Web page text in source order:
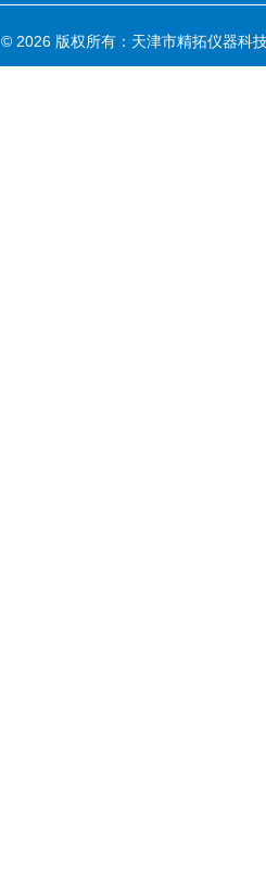
© 2026 版权所有：天津市精拓仪器科